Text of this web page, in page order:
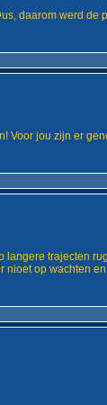
daarom werd de
Voor jou zijn er
langere trajecten
nioet op wachten